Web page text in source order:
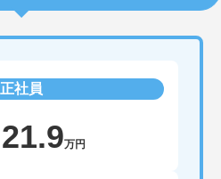
正社員
21.9万円